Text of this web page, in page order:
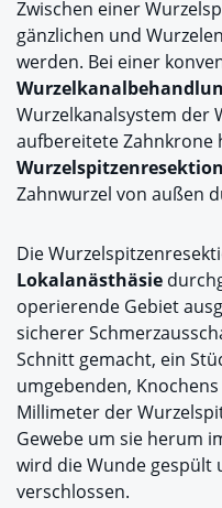
Zwischen einer
gänzlichen und
werden. Bei einer
Wurzelkanalsystem der
aufbereitete Zahnkrone
Wurzelspitzenresektion
Zahnwurzel von außen
Die
Lokalanästhäsie
operierende Gebiet
sicherer
Schnitt gemacht, ein
umgebenden,
Millimeter der
Gewebe um sie herum
wird die Wunde gespült
verschlossen.